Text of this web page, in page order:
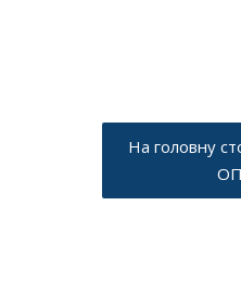
На головну